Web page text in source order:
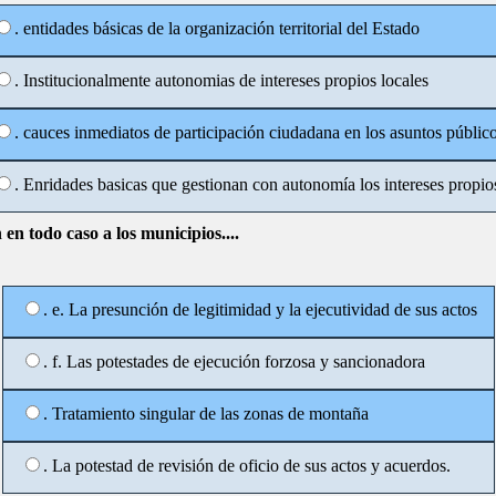
. entidades básicas de la organización territorial del Estado
. Institucionalmente autonomias de intereses propios locales
. cauces inmediatos de participación ciudadana en los asuntos
. Enridades basicas que gestionan con autonomía los intereses
todo caso a los municipios....
. e. La presunción de legitimidad y la ejecutividad de sus actos
. f. Las potestades de ejecución forzosa y sancionadora
. Tratamiento singular de las zonas de montaña
. La potestad de revisión de oficio de sus actos y acuerdos.